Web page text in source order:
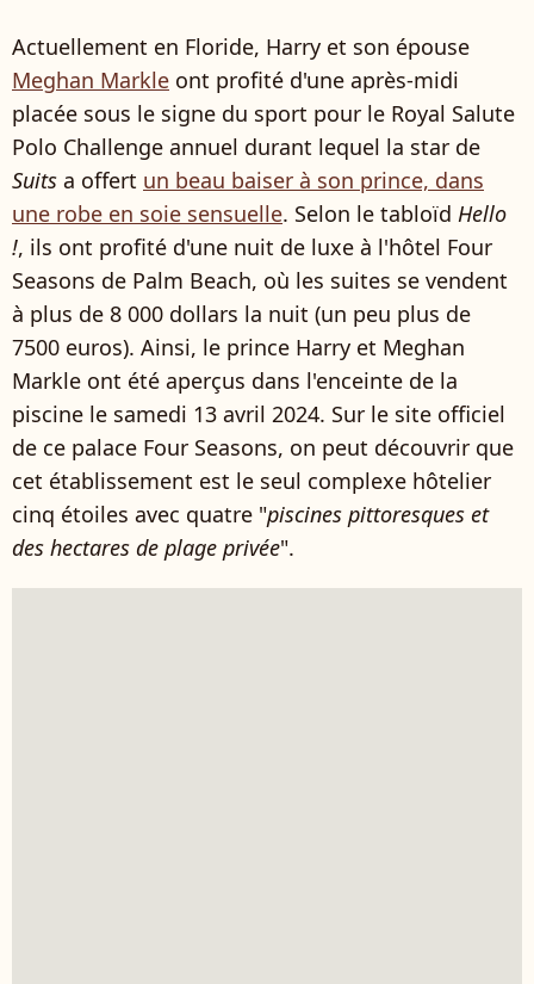
Actuellement en Floride, Harry et son épouse
Meghan Markle ont profité d'une après-midi
placée sous le signe du sport pour le Royal Salute
Polo Challenge annuel durant lequel la star de
Suits a offert un beau baiser à son prince, dans
une robe en soie sensuelle. Selon le tabloïd Hello
!, ils ont profité d'une nuit de luxe à l'hôtel Four
Seasons de Palm Beach, où les suites se vendent
à plus de 8 000 dollars la nuit (un peu plus de
7500 euros). Ainsi, le prince Harry et Meghan
Markle ont été aperçus dans l'enceinte de la
piscine le samedi 13 avril 2024. Sur le site officiel
de ce palace Four Seasons, on peut découvrir que
cet établissement est le seul complexe hôtelier
cinq étoiles avec quatre "piscines pittoresques et
des hectares de plage privée".